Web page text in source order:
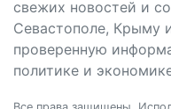
свежих новостей и
Севастополе, Крыму
проверенную
политике и